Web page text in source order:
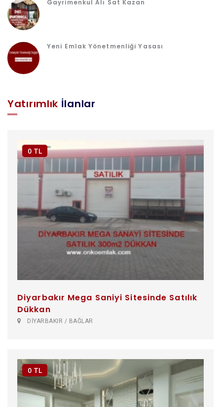
Gayrimenkul Alı Sat Kazan
Yeni Emlak Yönetmenliği Yasası
Yatırımlık İlanlar
0 TL
Diyarbakır Mega Saniyi Sitesinde Satılık
Dükkan
DİYARBAKIR / BAĞLAR
0 TL